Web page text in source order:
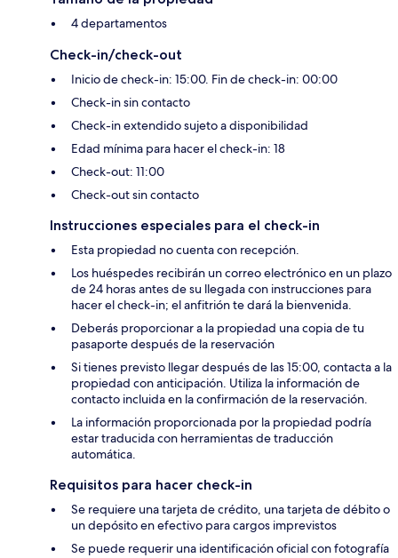
4 departamentos
Check-in/check-out
Inicio de check-in: 15:00. Fin de check-in: 00:00
Check-in sin contacto
Check-in extendido sujeto a disponibilidad
Edad mínima para hacer el check-in: 18
Check-out: 11:00
Check-out sin contacto
Instrucciones especiales para el check-in
Esta propiedad no cuenta con recepción.
Los huéspedes recibirán un correo electrónico en un plazo
de 24 horas antes de su llegada con instrucciones para
hacer el check-in; el anfitrión te dará la bienvenida.
Deberás proporcionar a la propiedad una copia de tu
pasaporte después de la reservación
Si tienes previsto llegar después de las 15:00, contacta a la
propiedad con anticipación. Utiliza la información de
contacto incluida en la confirmación de la reservación.
La información proporcionada por la propiedad podría
estar traducida con herramientas de traducción
automática.
Requisitos para hacer check-in
Se requiere una tarjeta de crédito, una tarjeta de débito o
un depósito en efectivo para cargos imprevistos
Se puede requerir una identificación oficial con fotografía